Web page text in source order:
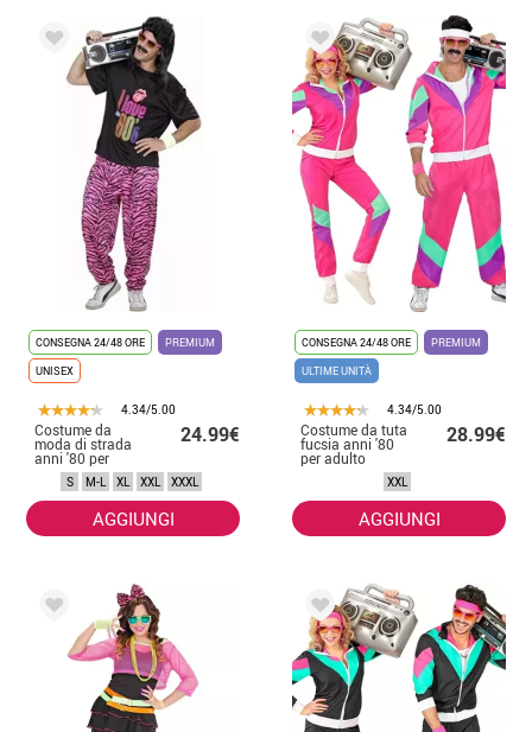
CONSEGNA 24/48 ORE
PREMIUM
UNISEX
4.34/5.00
Costume da
moda di strada
anni '80 per
adulto
24.99€
S M-L XL XXL XXXL
AGGIUNGI
CONSEGNA 24/48 ORE
PREMIUM
ULTIME UNITÀ
4.34/5.00
Costume da tuta
fucsia anni '80
per adulto
28.99€
XXL
AGGIUNGI